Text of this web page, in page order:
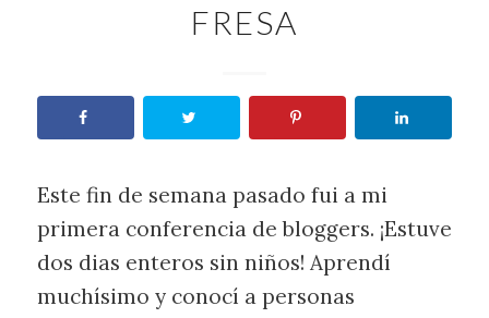
FRESA
Este fin de semana pasado fui a mi
primera conferencia de bloggers. ¡Estuve
dos dias enteros sin niños! Aprendí
muchísimo y conocí a personas